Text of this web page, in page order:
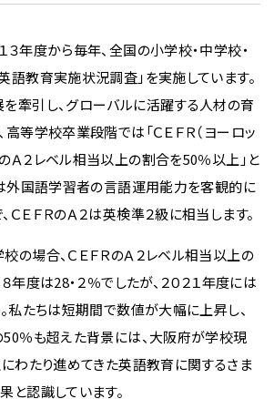
年度から毎年、全国の小学校・中学校・
語教育実施状況調査」を実施しています。
牽引し、グローバルに活躍する人材の育
等学校卒業段階では「ＣＥＦＲ（ヨーロッ
Ａ２レベル相当以上の割合を50％以上」と
は外国語学習者の言語運用能力を客観的に
ＥＦＲのＡ２は英検準２級に相当します。
の場合、ＣＥＦＲのＡ２レベル相当以上の
年度は28・２％でしたが、２０２１年度には
私たちは短期間で数値が大幅に上昇し、
％も超えた背景には、大阪府が学校現
わたり進めてきた英語教育に関するさま
と認識しています。